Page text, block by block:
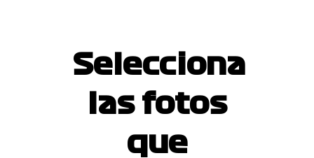
Selecciona
las fotos
que